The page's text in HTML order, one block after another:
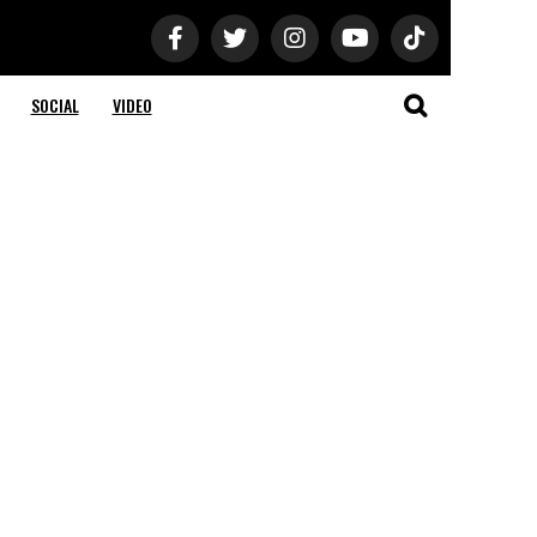
SOCIAL VIDEO